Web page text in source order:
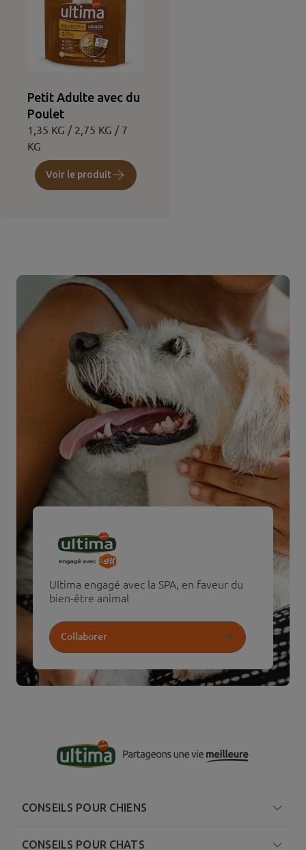
Petit Adulte avec du
Poulet
1,35 KG / 2,75 KG / 7
KG
Ultima engagé avec la SPA, en faveur du
bien-être animal
Collaborer
CONSEILS POUR CHIENS
CONSEILS POUR CHATS